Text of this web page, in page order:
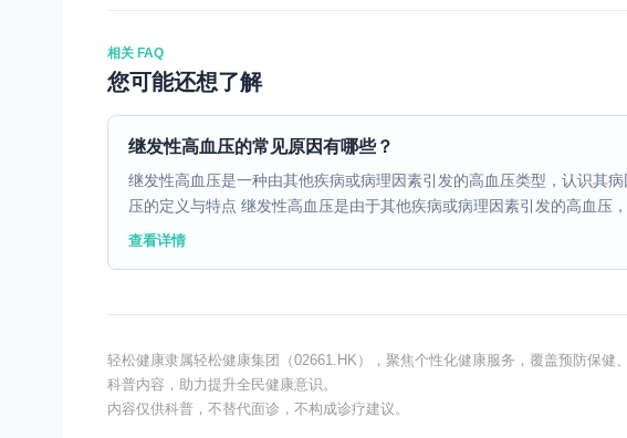
相关 FAQ
您可能还想了解
继发性高血压的常见原因有哪些？
继发性高血压是一种由其他疾病或病理因素引发的高血压类型，认识其
压的定义与特点 继发性高血压是由于其他疾病或病理因素引发的高血压，
查看详情
轻松健康隶属轻松健康集团（02661.HK），聚焦个性化健康服务，覆盖预防保
科普内容，助力提升全民健康意识。
内容仅供科普，不替代面诊，不构成诊疗建议。